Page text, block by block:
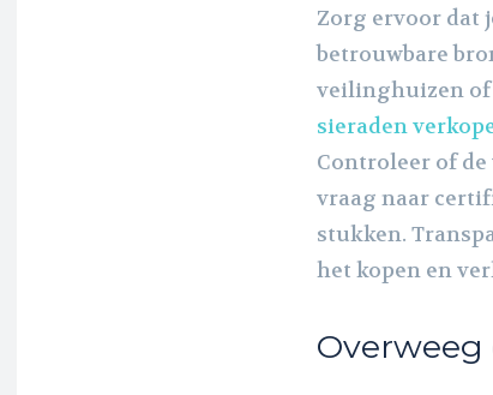
Zorg ervoor dat
betrouwbare
veilinghuizen of
sieraden
Controleer of
vraag naar
stukken.
het kopen en